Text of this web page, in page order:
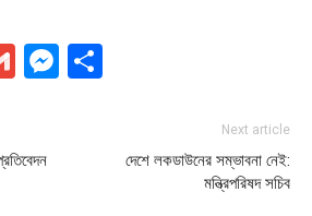
GmailMessenger
Next article
দেশে লকডাউনের সম্ভাবনা নেই:
মন্ত্রিপরিষদ সচিব